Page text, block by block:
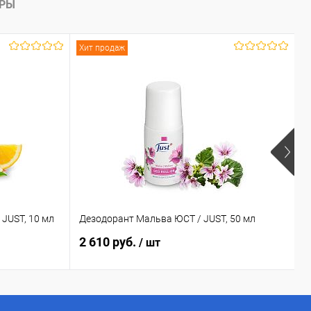
10 мл
Хит продаж
Дезодорант Мальва ЮСТ / JUST, 50 мл
2 610 руб. / шт